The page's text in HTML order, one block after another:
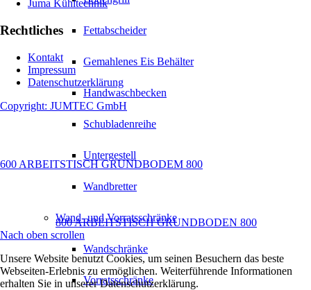
Fettabscheider
Gemahlenes Eis Behälter
Handwaschbecken
Schubladenreihe
Untergestell
Wandbretter
Wand- und Vorratsschränke
Wandschränke
Vorratsschränke
Juma Kühltechnik
Rechtliches
Kontakt
Impressum
Datenschutzerklärung
Copyright: JUMTEC GmbH
600 ARBEITSTISCH GRUNDBODEM 800
800 ARBEITSTISCH GRUNDBODEN 800
Nach oben scrollen
Unsere Website benutzt Cookies, um seinen Besuchern das beste
Webseiten-Erlebnis zu ermöglichen. Weiterführende Informationen
erhalten Sie in unserer Datenschutzerklärung.